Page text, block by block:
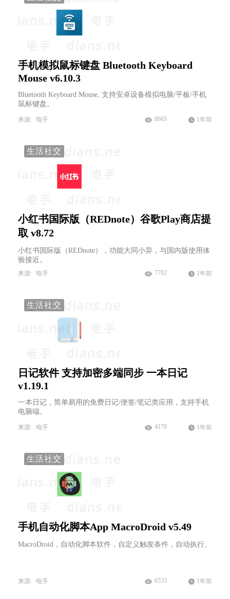
手机模拟鼠标键盘 Bluetooth Keyboard
Mouse v6.10.3
Bluetooth Keyboard Mouse, 支持安卓设备模拟电脑/平板/手机
鼠标键盘。
来源: 电手 8665 1年前
生活社交
小红书国际版（REDnote）谷歌Play商店提
取 v8.72
小红书国际版（REDnote），功能大同小异，与国内版使用体
验接近。
来源: 电手 7782 1年前
生活社交
日记软件 支持加密多端同步 一本日记
v1.19.1
一本日记，简单易用的免费日记/便签/笔记类应用，支持手机
电脑端。
来源: 电手 4170 1年前
生活社交
手机自动化脚本App MacroDroid v5.49
MacroDroid，自动化脚本软件，自定义触发条件，自动执行。
来源: 电手 6533 1年前